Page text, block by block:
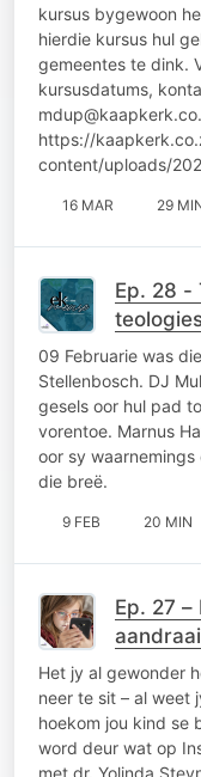
kursus bygewoon
hierdie kursus hul
gemeentes te dink.
kursusdatums,
https://
content/uploads/
16 MAR 29
Ep. 28 -
en drome
09 Februarie was
Stellenbosch. DJ
gesels oor hul pad
vorentoe. Marnus
oor sy
die breë.
9 FEB 20 MIN
Ep. 27
Het jy al gewonder
neer te sit – al weet
hoekom jou kind se
word deur wat op
met dr. Yolinda